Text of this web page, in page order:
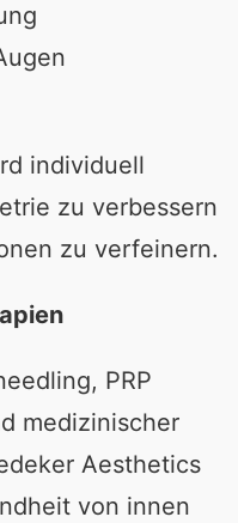
individuell
zu verbessern
zu verfeinern.
PRP
medizinischer
Aesthetics
von innen